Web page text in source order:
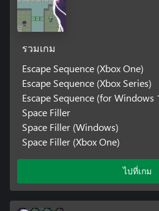
รวมเกม
Escape Sequence (Xbox One)
Escape Sequence (Xbox Series)
Escape Sequence (for Windows
Space Filler
Space Filler (Windows)
Space Filler (Xbox One)
ไปที่เกม